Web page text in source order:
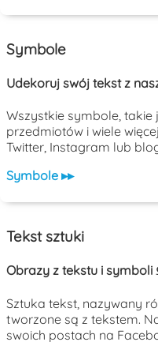
Symbole
Udekoruj swój tekst z
Wszystkie symbole, takie
przedmiotów i wiele
Twitter, Instagram lub
Symbole ▸▸
Tekst sztuki
Obrazy z tekstu i symboli
Sztuka tekst, nazywany
tworzone są z tekstem.
swoich postach na